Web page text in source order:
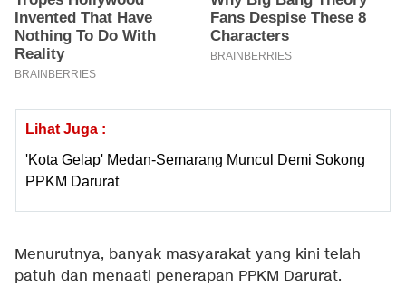
Lihat Juga :
'Kota Gelap' Medan-Semarang Muncul Demi Sokong
PPKM Darurat
Menurutnya, banyak masyarakat yang kini telah
patuh dan menaati penerapan PPKM Darurat.